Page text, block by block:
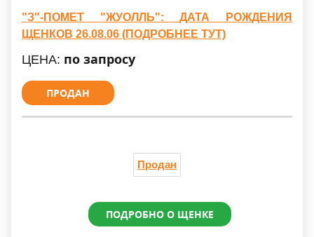
"З"-ПОМЕТ "ЖУОЛЛЬ": ДАТА РОЖДЕНИЯ
ЩЕНКОВ 26.08.06 (ПОДРОБНЕЕ ТУТ)
ЦЕНА: по запросу
ПРОДАН
Продан
ПОДРОБНО О ЩЕНКЕ